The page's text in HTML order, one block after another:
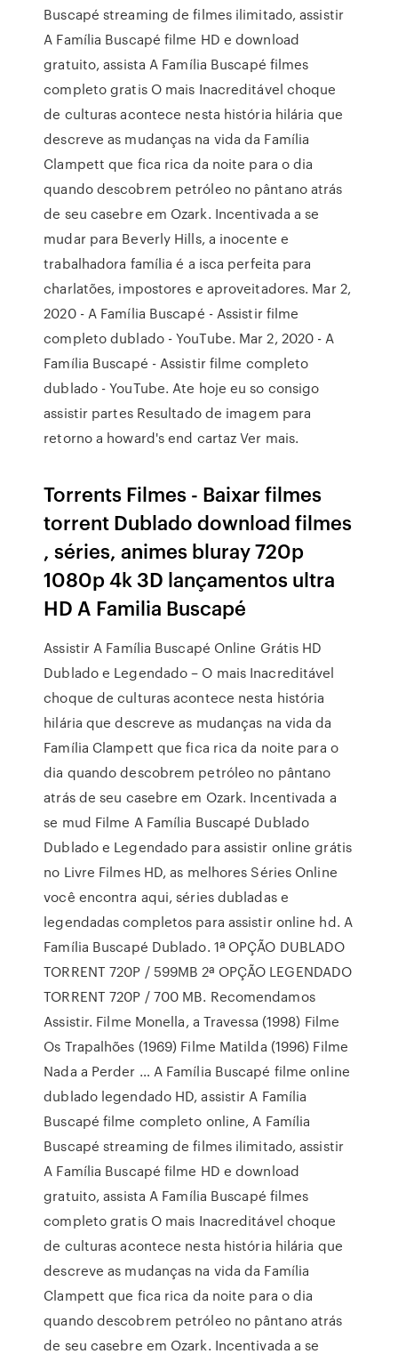
Buscapé streaming de filmes ilimitado, assistir
A Família Buscapé filme HD e download
gratuito, assista A Família Buscapé filmes
completo gratis O mais Inacreditável choque
de culturas acontece nesta história hilária que
descreve as mudanças na vida da Família
Clampett que fica rica da noite para o dia
quando descobrem petróleo no pântano atrás
de seu casebre em Ozark. Incentivada a se
mudar para Beverly Hills, a inocente e
trabalhadora família é a isca perfeita para
charlatões, impostores e aproveitadores. Mar 2,
2020 - A Família Buscapé - Assistir filme
completo dublado - YouTube. Mar 2, 2020 - A
Família Buscapé - Assistir filme completo
dublado - YouTube. Ate hoje eu so consigo
assistir partes Resultado de imagem para
retorno a howard's end cartaz Ver mais.
Torrents Filmes - Baixar filmes
torrent Dublado download filmes
, séries, animes bluray 720p
1080p 4k 3D lançamentos ultra
HD A Familia Buscapé
Assistir A Família Buscapé Online Grátis HD
Dublado e Legendado – O mais Inacreditável
choque de culturas acontece nesta história
hilária que descreve as mudanças na vida da
Família Clampett que fica rica da noite para o
dia quando descobrem petróleo no pântano
atrás de seu casebre em Ozark. Incentivada a
se mud Filme A Família Buscapé Dublado
Dublado e Legendado para assistir online grátis
no Livre Filmes HD, as melhores Séries Online
você encontra aqui, séries dubladas e
legendadas completos para assistir online hd. A
Família Buscapé Dublado. 1ª OPÇÃO DUBLADO
TORRENT 720P / 599MB 2ª OPÇÃO LEGENDADO
TORRENT 720P / 700 MB. Recomendamos
Assistir. Filme Monella, a Travessa (1998) Filme
Os Trapalhões (1969) Filme Matilda (1996) Filme
Nada a Perder … A Família Buscapé filme online
dublado legendado HD, assistir A Família
Buscapé filme completo online, A Família
Buscapé streaming de filmes ilimitado, assistir
A Família Buscapé filme HD e download
gratuito, assista A Família Buscapé filmes
completo gratis O mais Inacreditável choque
de culturas acontece nesta história hilária que
descreve as mudanças na vida da Família
Clampett que fica rica da noite para o dia
quando descobrem petróleo no pântano atrás
de seu casebre em Ozark. Incentivada a se